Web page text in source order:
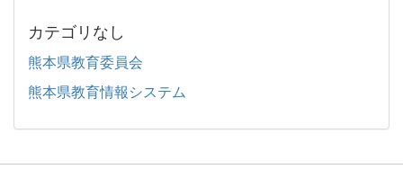
カテゴリなし
熊本県教育委員会
熊本県教育情報システム